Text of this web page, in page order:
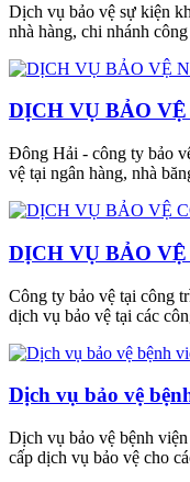
Dịch vụ bảo vệ sự kiện
nhà hàng, chi nhánh
DỊCH VỤ BẢO
Đông Hải - công ty bảo
vệ tại ngân hàng, nhà
DỊCH VỤ BẢO
Công ty bảo vệ tại công
dịch vụ bảo vệ tại các
Dịch vụ bảo vệ
Dịch vụ bảo vệ bệnh
cấp dịch vụ bảo vệ cho